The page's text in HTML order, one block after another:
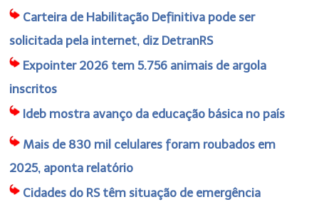
Carteira de Habilitação Definitiva pode ser
solicitada pela internet, diz DetranRS
Expointer 2026 tem 5.756 animais de argola
inscritos
Ideb mostra avanço da educação básica no país
Mais de 830 mil celulares foram roubados em
2025, aponta relatório
Cidades do RS têm situação de emergência